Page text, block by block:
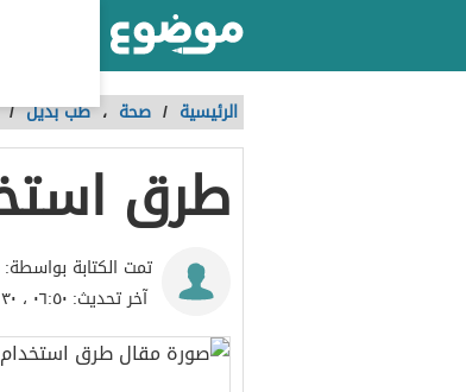
الرئيسية / صحة ،طب بديل /
طرق
تمت الكتابة بواسطة:
آخر تحديث: ٠٦:٥٠ ، ٣٠ مايو ٢٠١٧